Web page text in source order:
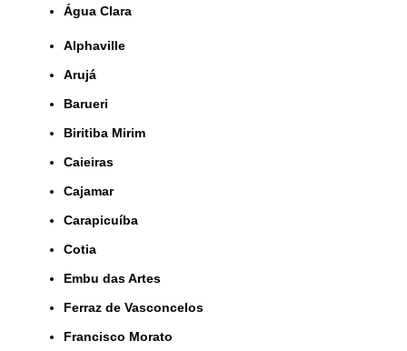
Água Clara
Alphaville
Arujá
Barueri
Biritiba Mirim
Caieiras
Cajamar
Carapicuíba
Cotia
Embu das Artes
Ferraz de Vasconcelos
Francisco Morato